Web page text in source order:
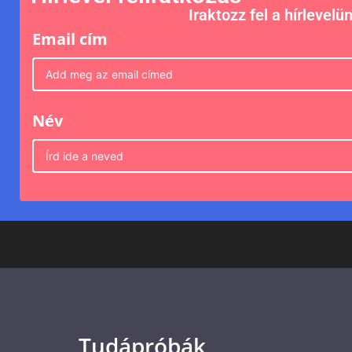
Iraktozz fel a
Email cím
Név
Tudápróbák